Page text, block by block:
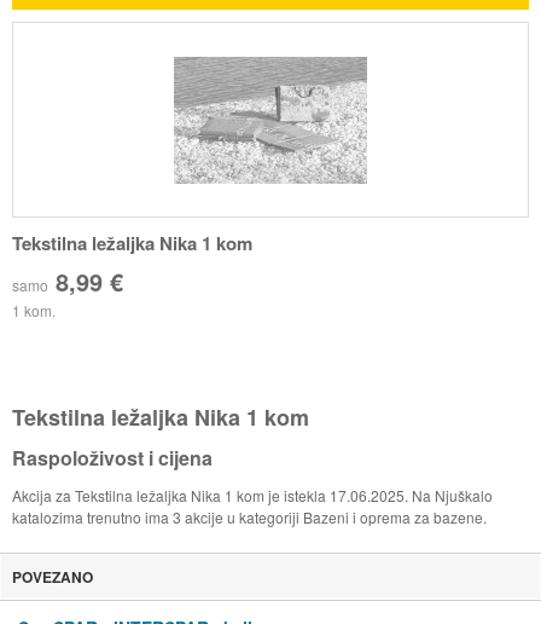
Tekstilna ležaljka Nika 1 kom
samo 8,99 €
1 kom.
Tekstilna ležaljka Nika 1 kom
Raspoloživost i cijena
Akcija za Tekstilna ležaljka Nika 1 kom je istekla 17.06.2025. Na Njuškalo
katalozima trenutno ima 3 akcije u kategoriji Bazeni i oprema za bazene.
POVEZANO